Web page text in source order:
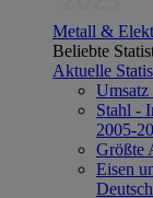
Metall &
Beliebte
Aktuelle
Umsatz
Stahl -
2005-
Größte
Eisen